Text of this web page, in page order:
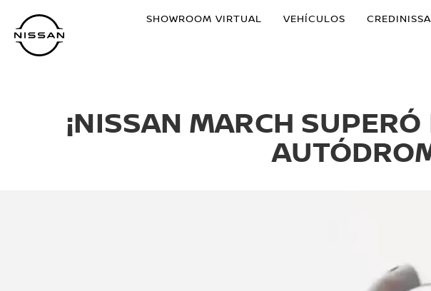
contenido
principal
SHOWROOM VIRTUAL VEHÍCULOS
¡NISSAN MARCH